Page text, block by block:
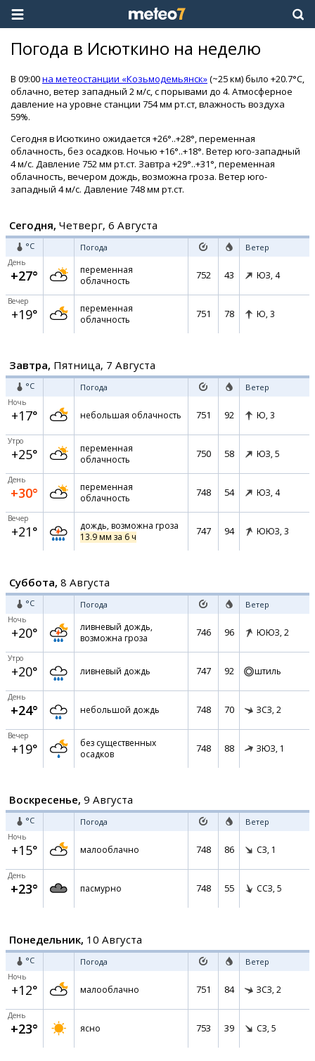
Погода в Исюткино на неделю
В 09:00на метеостанции «Козьмодемьянск»(~25 км) было +20.7°C,
облачно, ветер западный 2 м/с, с порывами до 4. Атмосферное
давление на уровне станции 754 мм рт.ст, влажность воздуха
59%.
Сегодня в Исюткино ожидается +26°..+28°, переменная
облачность, без осадков. Ночью +16°..+18°. Ветер юго-западный
4 м/с. Давление 752 мм рт.ст. Завтра +29°..+31°, переменная
облачность, вечером дождь, возможна гроза. Ветер юго-
западный 4 м/с. Давление 748 мм рт.ст.
Сегодня, Четверг, 6 Августа
°C Погода Ветер
День
+27°
переменная
облачность
752 43 ЮЗ, 4
Вечер
+19°
переменная
облачность
751 78 Ю, 3
Завтра, Пятница, 7 Августа
°C Погода Ветер
Ночь
+17° небольшая облачность 751 92 Ю, 3
Утро
+25°
переменная
облачность
750 58 ЮЗ, 5
День
+30°
переменная
облачность
748 54 ЮЗ, 4
Вечер
+21°
дождь, возможна гроза
13.9 мм за 6 ч
747 94 ЮЮЗ, 3
Суббота, 8 Августа
°C Погода Ветер
Ночь
+20°
ливневый дождь,
возможна гроза
746 96 ЮЮЗ, 2
Утро
+20° ливневый дождь 747 92 штиль
День
+24° небольшой дождь 748 70 ЗСЗ, 2
Вечер
+19°
без существенных
осадков
748 88 ЗЮЗ, 1
Воскресенье, 9 Августа
°C Погода Ветер
Ночь
+15° малооблачно 748 86 СЗ, 1
День
+23° пасмурно 748 55 ССЗ, 5
Понедельник, 10 Августа
°C Погода Ветер
Ночь
+12° малооблачно 751 84 ЗСЗ, 2
День
+23° ясно 753 39 СЗ, 5